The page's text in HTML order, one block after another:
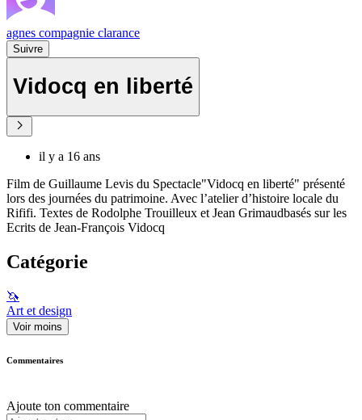
agnes compagnie clarance
Suivre
Vidocq en liberté
il y a 16 ans
Film de Guillaume Levis du Spectacle"Vidocq en liberté" présenté
lors des journées du patrimoine. Avec l’atelier d’histoire locale du
Rififi. Textes de Rodolphe Trouilleux et Jean Grimaudbasés sur les
Ecrits de Jean-François Vidocq
Catégorie
🦄
Art et design
Voir moins
Commentaires
Ajoute ton commentaire